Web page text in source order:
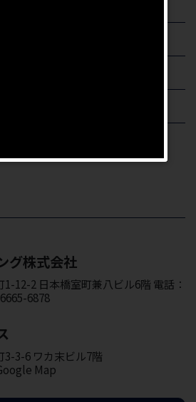
グ株式会社
12-2 日本橋室町兼八ビル6階 電話：
6878
3-6 ワカ末ビル7階
Map